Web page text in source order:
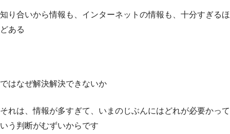
知り合いから情報も、インターネットの情報も、十分すぎるほ
どある
ではなぜ解決解決できないか
それは、情報が多すぎて、いまのじぶんにはどれが必要かって
いう判断がむずいからです